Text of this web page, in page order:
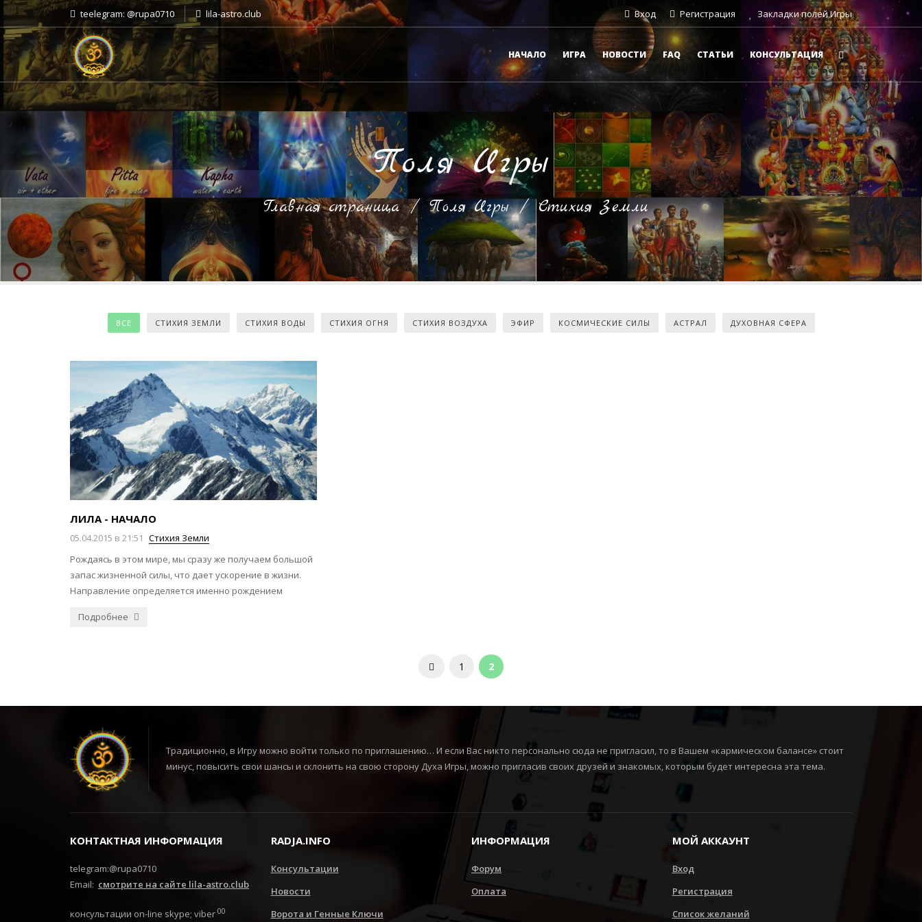
teelegram: @rupa0710 lila-astro.club Вход Регистрация Закладки полей Игры
НАЧАЛО ИГРА НОВОСТИ FAQ СТАТЬИ КОНСУЛЬТАЦИЯ
Поля Игры
Главная страница /Поля Игры /Стихия Земли
ВСЕ СТИХИЯ ЗЕМЛИ СТИХИЯ ВОДЫ СТИХИЯ ОГНЯ СТИХИЯ ВОЗДУХА ЭФИР КОСМИЧЕСКИЕ СИЛЫ АСТРАЛ ДУХОВНАЯ СФЕРА
ЛИЛА - НАЧАЛО
05.04.2015 в 21:51 Стихия Земли
Рождаясь в этом мире, мы сразу же получаем большой
запас жизненной силы, что дает ускорение в жизни.
Направление определяется именно рождением
Подробнее
1 2
Традиционно, в Игру можно войти только по приглашению… И если Вас никто персонально сюда не пригласил, то в Вашем «кармическом балансе» стоит
минус, повысить свои шансы и склонить на свою сторону Духа Игры, можно пригласив своих друзей и знакомых, которым будет интересна эта тема.
КОНТАКТНАЯ ИНФОРМАЦИЯ
telegram:@rupa0710
Email: смотрите на сайте lila-astro.club
консультации on-line skype; viber 00
RADJA.INFO
Консультации
Новости
Ворота и Генные Ключи
ИНФОРМАЦИЯ
Форум
Оплата
МОЙ АККАУНТ
Вход
Регистрация
Cписок желаний